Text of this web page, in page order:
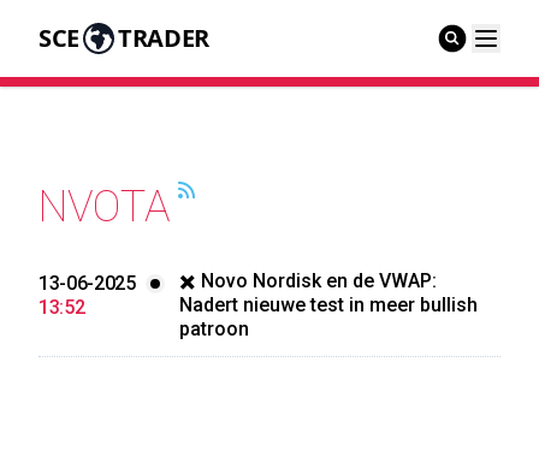
SCE TRADER
NVOTA
13-06-2025
13:52
✖️ Novo Nordisk en de VWAP:
Nadert nieuwe test in meer bullish
patroon